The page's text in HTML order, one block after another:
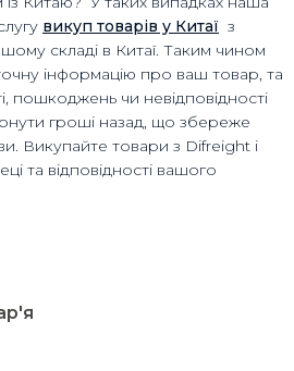
викуп товарів у Китаї з
складі в Китаї. Таким чином
інформацію про ваш товар, та
пошкоджень чи невідповідності
гроші назад, що збереже
Викупайте товари з Difreight і
та відповідності вашого